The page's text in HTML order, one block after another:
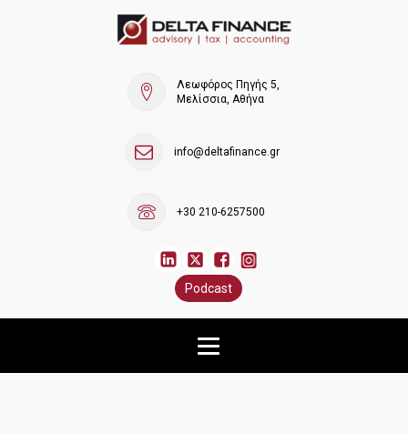
Λεωφόρος Πηγής 5,
Μελίσσια, Αθήνα
info@deltafinance.gr
+30 210-6257500
Podcast